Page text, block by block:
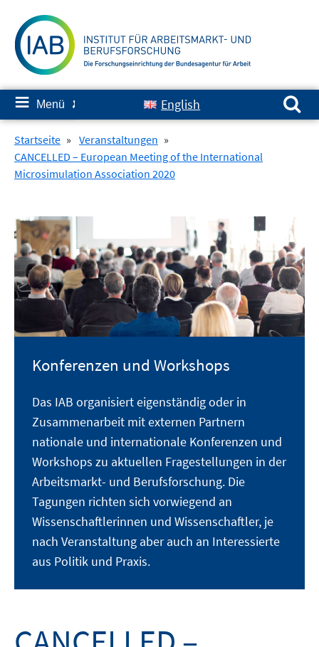
zum
Inhalt
≡ Menü ✘ English
Suchen nach:
Startseite » Veranstaltungen »
CANCELLED – European Meeting of the International
Microsimulation Association 2020
Konferenzen und Workshops
Das IAB organisiert eigenständig oder in
Zusammenarbeit mit externen Partnern
nationale und internationale Konferenzen und
Workshops zu aktuellen Fragestellungen in der
Arbeitsmarkt- und Berufsforschung. Die
Tagungen richten sich vorwiegend an
Wissenschaftlerinnen und Wissenschaftler, je
nach Veranstaltung aber auch an Interessierte
aus Politik und Praxis.